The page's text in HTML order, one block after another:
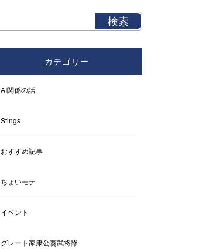
カテゴリー
AI関係の話
Stings
おすすめ記事
ちょいモテ
イベント
グレート家康公葵武将隊